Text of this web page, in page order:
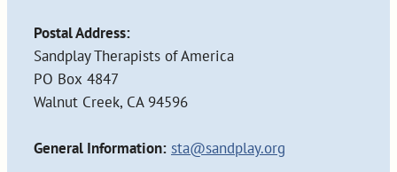
Postal Address:
Sandplay Therapists of America
PO Box 4847
Walnut Creek, CA 94596
General Information: sta@sandplay.org